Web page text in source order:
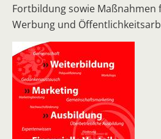
Fortbildung sowie Maßnahmen
Werbung und